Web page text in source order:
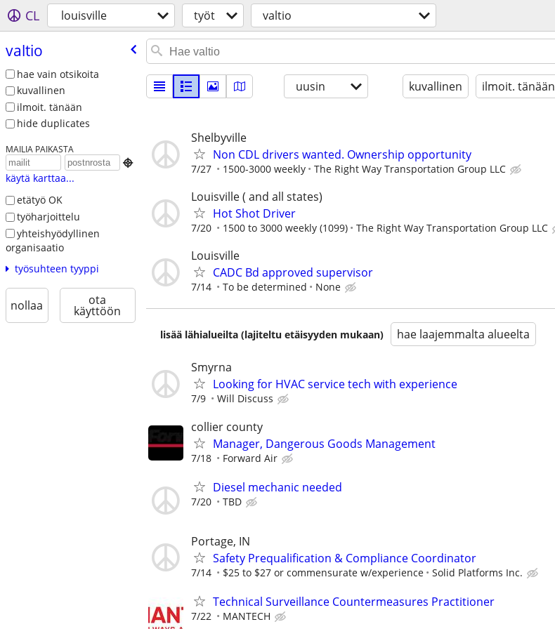
CL louisville työt valtio
valtio
hae vain otsikoita
kuvallinen
ilmoit. tänään
hide duplicates
MAILIA PAIKASTA

käytä karttaa...
etätyö OK
työharjoittelu
yhteishyödyllinen
organisaatio
työsuhteen tyyppi
nollaa ota
käyttöön
uusin kuvallinen ilmoit. tänään
Shelbyville
Non CDL drivers wanted. Ownership opportunity
7/27 1500-3000 weekly The Right Way Transportation Group LLC
Louisville ( and all states)
Hot Shot Driver
7/20 1500 to 3000 weekly (1099) The Right Way Transportation Group LLC
Louisville
CADC Bd approved supervisor
7/14 To be determined None
lisää lähialueilta (lajiteltu etäisyyden mukaan) hae laajemmalta alueelta
Smyrna
Looking for HVAC service tech with experience
7/9 Will Discuss
collier county
Manager, Dangerous Goods Management
7/18 Forward Air
Diesel mechanic needed
7/20 TBD
Portage, IN
Safety Prequalification & Compliance Coordinator
7/14 $25 to $27 or commensurate w/experience Solid Platforms Inc.
Technical Surveillance Countermeasures Practitioner
7/22 MANTECH